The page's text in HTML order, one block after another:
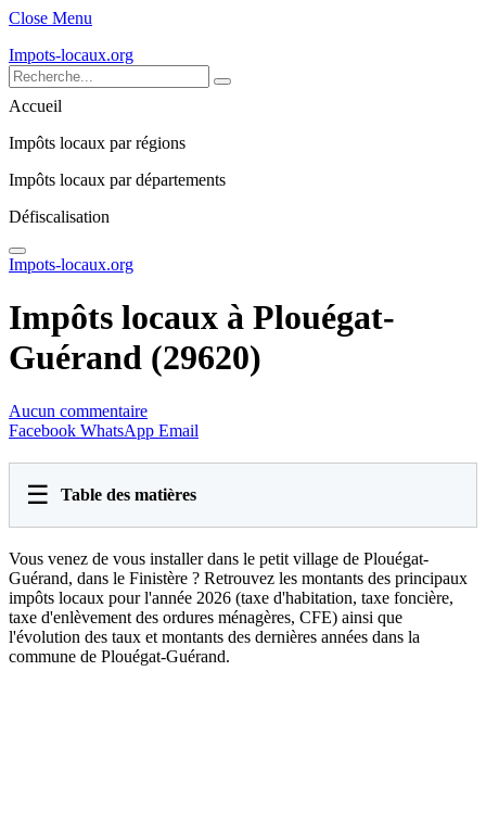
Close Menu
Impots-locaux.org
Accueil
Impôts locaux par régions
Impôts locaux par départements
Défiscalisation
Impots-locaux.org
Impôts locaux à Plouégat-
Guérand (29620)
Aucun commentaire
Facebook WhatsApp Email
☰ Table des matières
Vous venez de vous installer dans le petit village de Plouégat-
Guérand, dans le Finistère ? Retrouvez les montants des principaux
impôts locaux pour l'année 2026 (taxe d'habitation, taxe foncière,
taxe d'enlèvement des ordures ménagères, CFE) ainsi que
l'évolution des taux et montants des dernières années dans la
commune de Plouégat-Guérand.